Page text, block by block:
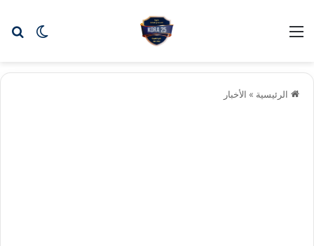
الوضع
الرئيسية » الأخبار